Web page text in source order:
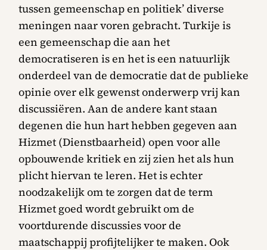
tussen gemeenschap en politiek’ diverse
meningen naar voren gebracht. Turkije is
een gemeenschap die aan het
democratiseren is en het is een natuurlijk
onderdeel van de democratie dat de publieke
opinie over elk gewenst onderwerp vrij kan
discussiëren. Aan de andere kant staan
degenen die hun hart hebben gegeven aan
Hizmet (Dienstbaarheid) open voor alle
opbouwende kritiek en zij zien het als hun
plicht hiervan te leren. Het is echter
noodzakelijk om te zorgen dat de term
Hizmet goed wordt gebruikt om de
voortdurende discussies voor de
maatschappij profijtelijker te maken. Ook